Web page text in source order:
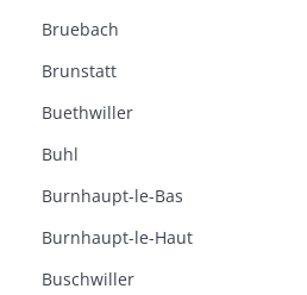
Bruebach
Brunstatt
Buethwiller
Buhl
Burnhaupt-le-Bas
Burnhaupt-le-Haut
Buschwiller